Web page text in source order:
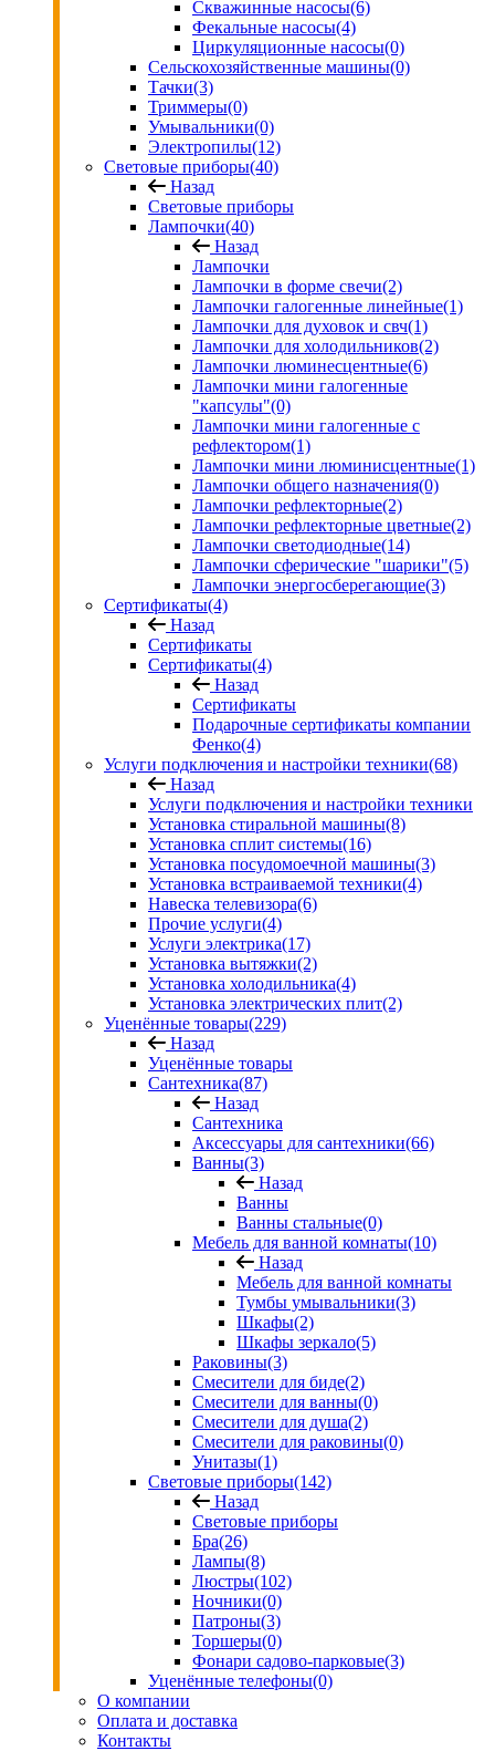
Скважинные насосы(6)
Фекальные насосы(4)
Циркуляционные насосы(0)
Сельскохозяйственные машины(0)
Тачки(3)
Триммеры(0)
Умывальники(0)
Электропилы(12)
Световые приборы(40)
Назад
Световые приборы
Лампочки(40)
Назад
Лампочки
Лампочки в форме свечи(2)
Лампочки галогенные линейные(1)
Лампочки для духовок и свч(1)
Лампочки для холодильников(2)
Лампочки люминесцентные(6)
Лампочки мини галогенные
"капсулы"(0)
Лампочки мини галогенные с
рефлектором(1)
Лампочки мини люминисцентные(1)
Лампочки общего назначения(0)
Лампочки рефлекторные(2)
Лампочки рефлекторные цветные(2)
Лампочки светодиодные(14)
Лампочки сферические "шарики"(5)
Лампочки энергосберегающие(3)
Сертификаты(4)
Назад
Сертификаты
Сертификаты(4)
Назад
Сертификаты
Подарочные сертификаты компании
Фенко(4)
Услуги подключения и настройки техники(68)
Назад
Услуги подключения и настройки техники
Установка стиральной машины(8)
Установка сплит системы(16)
Установка посудомоечной машины(3)
Установка встраиваемой техники(4)
Навеска телевизора(6)
Прочие услуги(4)
Услуги электрика(17)
Установка вытяжки(2)
Установка холодильника(4)
Установка электрических плит(2)
Уценённые товары(229)
Назад
Уценённые товары
Сантехника(87)
Назад
Сантехника
Аксессуары для сантехники(66)
Ванны(3)
Назад
Ванны
Ванны стальные(0)
Мебель для ванной комнаты(10)
Назад
Мебель для ванной комнаты
Тумбы умывальники(3)
Шкафы(2)
Шкафы зеркало(5)
Раковины(3)
Смесители для биде(2)
Смесители для ванны(0)
Смесители для душа(2)
Смесители для раковины(0)
Унитазы(1)
Световые приборы(142)
Назад
Световые приборы
Бра(26)
Лампы(8)
Люстры(102)
Ночники(0)
Патроны(3)
Торшеры(0)
Фонари садово-парковые(3)
Уценённые телефоны(0)
О компании
Оплата и доставка
Контакты